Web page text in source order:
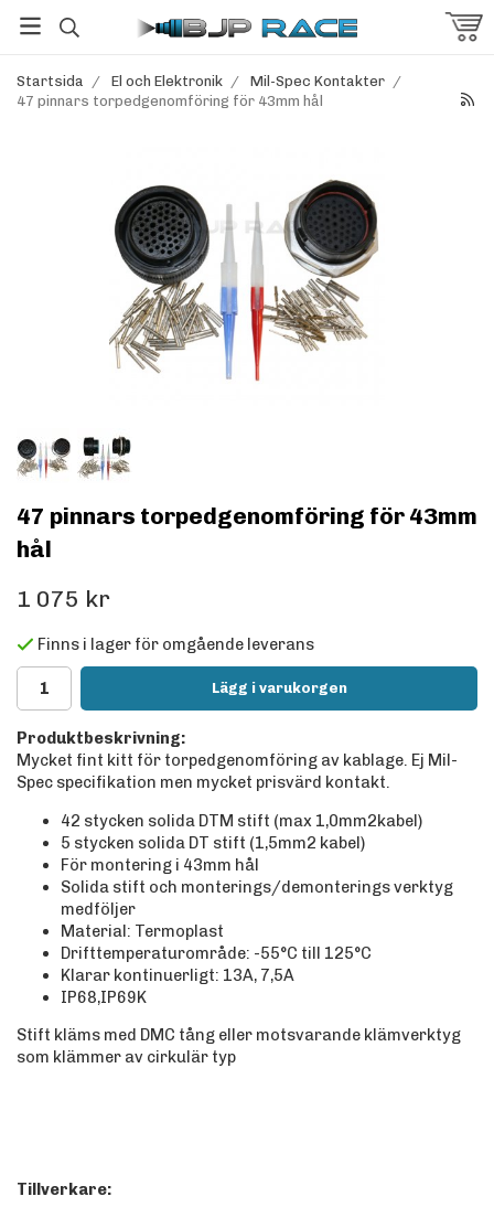
Startsida / El och Elektronik / Mil-Spec Kontakter /
47 pinnars torpedgenomföring för 43mm hål
47 pinnars torpedgenomföring för 43mm
hål
1 075 kr
Finns i lager för omgående leverans
Lägg i varukorgen
Produktbeskrivning:
Mycket fint kitt för torpedgenomföring av kablage. Ej Mil-
Spec specifikation men mycket prisvärd kontakt.
42 stycken solida DTM stift (max 1,0mm2kabel)
5 stycken solida DT stift (1,5mm2 kabel)
För montering i 43mm hål
Solida stift och monterings/demonterings verktyg
medföljer
Material: Termoplast
Drifttemperaturområde: -55°C till 125°C
Klarar kontinuerligt: 13A, 7,5A
IP68,IP69K
Stift kläms med DMC tång eller motsvarande klämverktyg
som klämmer av cirkulär typ
Tillverkare: